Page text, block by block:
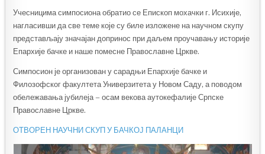
Учесницима симпосиона обратио се Епископ мохачки г. Исихије,
нагласивши да све теме које су биле изложене на научном скупу
представљају значајан допринос при даљем проучавању историје
Епархије бачке и наше помесне Православне Цркве.
Симпосион је организован у сарадњи Епархије бачке и
Филозофског факултета Универзитета у Новом Саду, а поводом
обележавања јубилеја – осам векова аутокефалије Српске
Православне Цркве.
ОТВОРЕН НАУЧНИ СКУП У БАЧКОЈ ПАЛАНЦИ